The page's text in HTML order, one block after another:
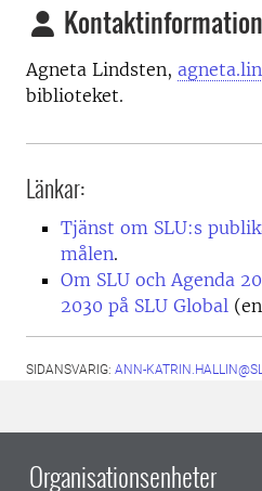
Kontaktinformation
Agneta Lindsten,
biblioteket.
Länkar:
Tjänst om SLU:s
målen.
Om SLU och Agenda
2030 på SLU Global
SIDANSVARIG: ANN-
Organisationsenheter